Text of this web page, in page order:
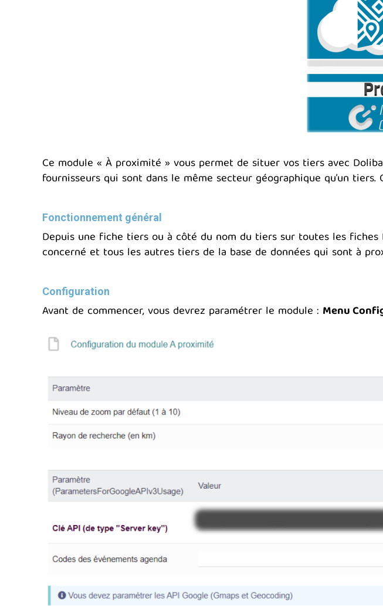
Ce module « À proximité » vous permet de situer vos tiers avec
fournisseurs qui sont dans le même secteur géographique qu’un
Fonctionnement général
Depuis une fiche tiers ou à côté du nom du tiers sur toutes les
concerné et tous les autres tiers de la base de données qui sont à
Configuration
Avant de commencer, vous devrez paramétrer le module : Menu